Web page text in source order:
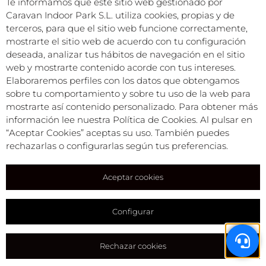
info@camperparkemporda.com
NUESTRAS REDES
Caravan Park Empordà S.L.©
Todos los derechos reservados
Condiciones comerciales
Política de privacidad
Aviso legal
Política de cookies
Caravan Indoor Park S.L. utiliza cookies, propias y de
terceros, para que el sitio web funcione correctamente,
mostrarte el sitio web de acuerdo con tu configuración
deseada, analizar tus hábitos de navegación en el sitio
web y mostrarte contenido acorde con tus intereses.
Elaboraremos perfiles con los datos que obtengamos
sobre tu comportamiento y sobre tu uso de la web para
mostrarte así contenido personalizado. Para obtener más
información lee nuestra Política de Cookies. Al pulsar en
“Aceptar Cookies” aceptas su uso. También puedes
rechazarlas o configurarlas según tus preferencias.
Aceptar cookies
Configurar
Rechazar cookies